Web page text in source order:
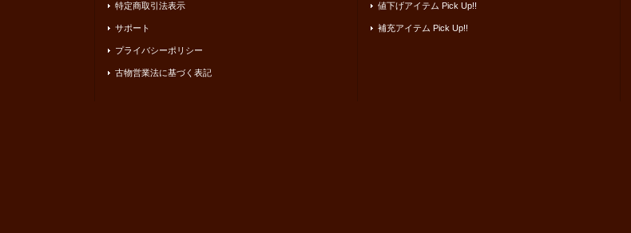
特定商取引法表示
サポート
プライバシーポリシー
古物営業法に基づく表記
値下げアイテム Pick Up!!
補充アイテム Pick Up!!